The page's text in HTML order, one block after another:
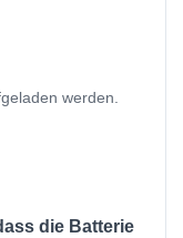
werden.
die Batterie